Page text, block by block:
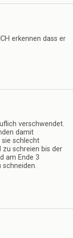
erkennen dass er
verschwendet.
damit
schlecht
schreien bis der
am Ende 3